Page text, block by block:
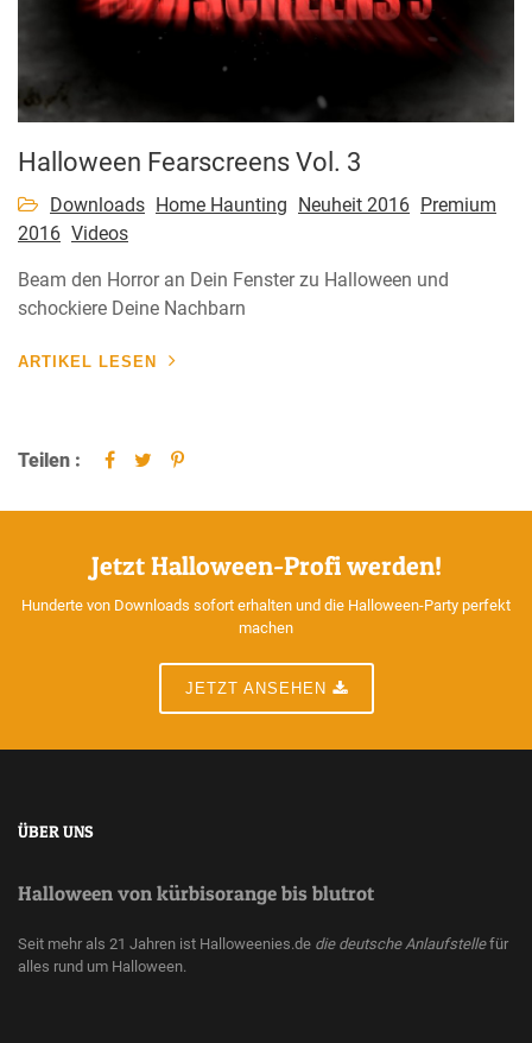
Halloween Fearscreens Vol. 3
Downloads Home Haunting Neuheit 2016 Premium
2016 Videos
Beam den Horror an Dein Fenster zu Halloween und
schockiere Deine Nachbarn
ARTIKEL LESEN
Teilen :
Jetzt Halloween-Profi werden!
Hunderte von Downloads sofort erhalten und die Halloween-Party perfekt
machen
JETZT ANSEHEN
ÜBER UNS
Halloween von kürbisorange bis blutrot
Seit mehr als 21 Jahren ist Halloweenies.de die deutsche Anlaufstellefür
alles rund um Halloween.